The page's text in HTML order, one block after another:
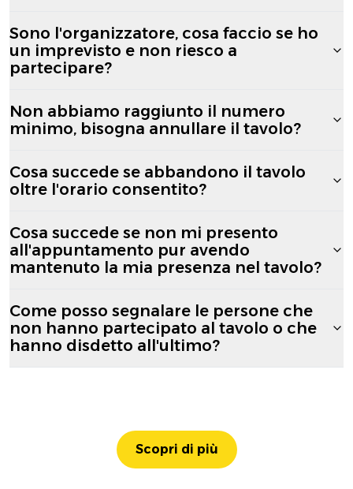
Sono l'organizzatore, cosa faccio se ho
un imprevisto e non riesco a
partecipare?
Non abbiamo raggiunto il numero
minimo, bisogna annullare il tavolo?
Cosa succede se abbandono il tavolo
oltre l'orario consentito?
Cosa succede se non mi presento
all'appuntamento pur avendo
mantenuto la mia presenza nel tavolo?
Come posso segnalare le persone che
non hanno partecipato al tavolo o che
hanno disdetto all'ultimo?
Scopri di più